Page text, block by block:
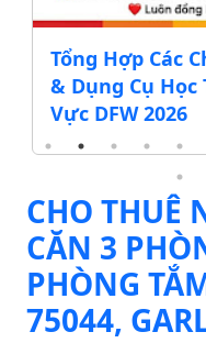
Tổng Hợp Các
& Dụng Cụ Học
Vực DFW 2026
CHO THUÊ
CĂN 3
PHÒNG
75044,